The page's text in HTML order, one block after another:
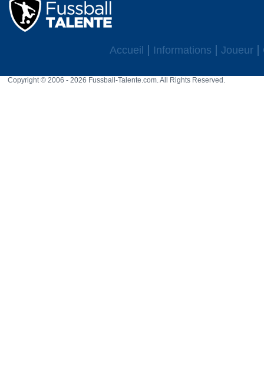
Accueil Informations Joueur
Copyright © 2006 - 2026 Fussball-Talente.com. All Rights Reserved.